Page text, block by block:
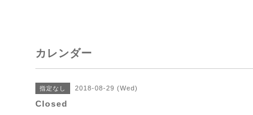
カレンダー
指定なし 2018-08-29 (Wed)
Closed